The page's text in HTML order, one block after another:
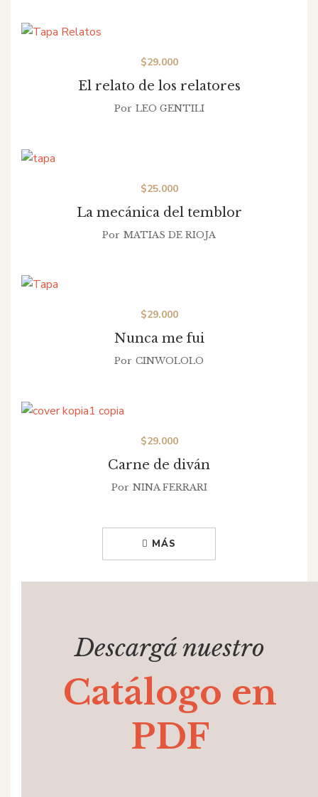
Descargá nuestro
Catálogo en
PDF
El relato de los relatores
$29.000
Por LEO GENTILI
La mecánica del temblor
$25.000
Por MATIAS DE RIOJA
Nunca me fui
$29.000
Por CINWOLOLO
Carne de diván
$29.000
Por NINA FERRARI
MÁS